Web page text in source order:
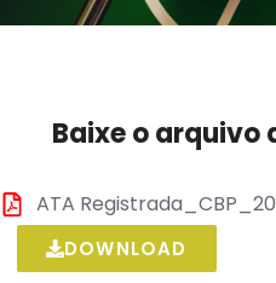
Baixe o arquivo
ATA Registrada_CBP_2024
DOWNLOAD